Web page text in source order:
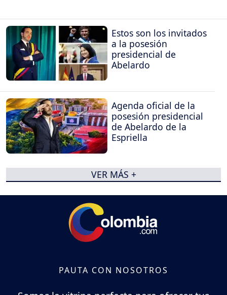
Estos son los invitados
a la posesión
presidencial de
Abelardo
Agenda oficial de la
posesión presidencial
de Abelardo de la
Espriella
VER MÁS +
PAUTA CON NOSOTROS